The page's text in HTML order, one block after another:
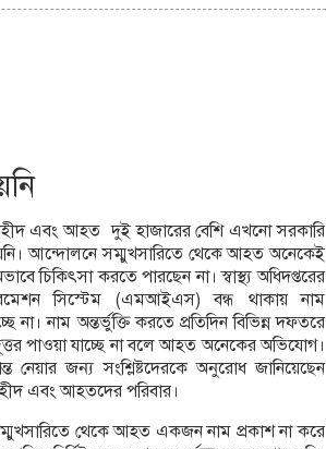
এবং আহত দুই হাজারের বেশি এখনো সরকারি
আন্দোলনে সম্মুখসারিতে থেকে আহত অনেকেই
চিকিৎসা করতে পারছেন না। স্বাস্থ্য অধিদপ্তরের
সিস্টেম (এমআইএস) বন্ধ থাকায় নাম
না। নাম অন্তর্ভুক্তি করতে প্রতিদিন বিভিন্ন দফতরে
পাওয়া যাচ্ছে না বলে আহত অনেকের অভিযোগ।
নেয়ার জন্য সংশ্লিষ্টদেরকে অনুরোধ জানিয়েছেন
এবং আহতদের পরিবার।
থেকে আহত একজন নাম প্রকাশ না করে